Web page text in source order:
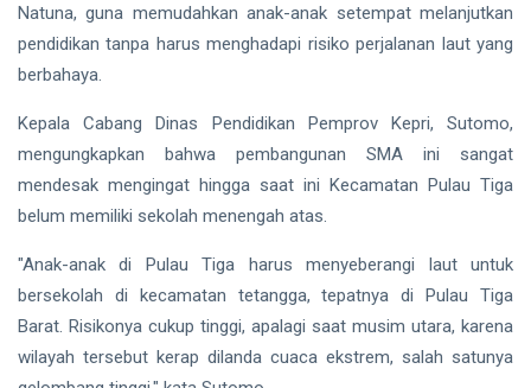
Budaya
Nusantara
di Batam
Siak Sri Indrapura
Prabowo Subianto
Indonesia
Donald Trump
PT IKPP Perawang
Natuna, guna memudahkan anak-anak setempat melanjutkan
pendidikan tanpa harus menghadapi risiko perjalanan laut yang
berbahaya.
Kepala Cabang Dinas Pendidikan Pemprov Kepri, Sutomo,
mengungkapkan bahwa pembangunan SMA ini sangat
mendesak mengingat hingga saat ini Kecamatan Pulau Tiga
belum memiliki sekolah menengah atas.
"Anak-anak di Pulau Tiga harus menyeberangi laut untuk
bersekolah di kecamatan tetangga, tepatnya di Pulau Tiga
Barat. Risikonya cukup tinggi, apalagi saat musim utara, karena
wilayah tersebut kerap dilanda cuaca ekstrem, salah satunya